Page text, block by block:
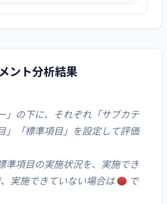
19人が「はい」と答え、全体
、「どちらともいえない」が
え」が0.0％という結果でし
わかりませんなどの声が聞か
ント分析結果
」の下に、それぞれ「サブカテ
」「標準項目」を設定して評価
準項目の実施状況を、実施でき
、実施できていない場合は
で